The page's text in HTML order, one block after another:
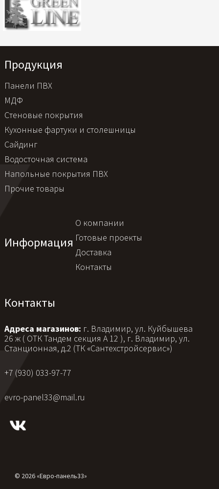
Продукция
Панели ПВХ
МДФ
Стеновые покрытия
Кухонные фартуки и столешницы
Сайдинг
Водосточная система
Напольные покрытия ПВХ
Прочие товары
Информация
О компании
Готовые проекты
Доставка
Контакты
Контакты
Адреса магазинов: г. Владимир, ул. Куйбышева
26 ж ( ОТК Тандем секция А 12 ), г. Владимир, ул.
Станционная, д.2 (ТК «Сантехстройсервис»)
+7 (930) 033-97-77
evro-panel33@mail.ru
© 2026 «Евро-панель33»